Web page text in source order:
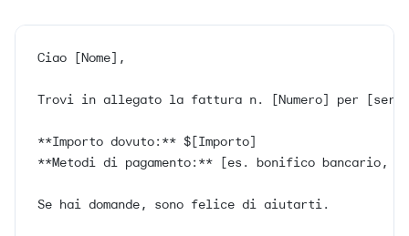
Ciao [Nome],
Trovi in allegato la fattura n. [Numero] per
**Importo dovuto:** $[Importo]
**Metodi di pagamento:** [es. bonifico bancario,
Se hai domande, sono felice di aiutarti.